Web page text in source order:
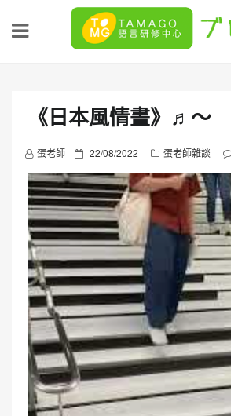
《日本風情畫》♬〜
蛋老師
P
o
s
t
e
d
o
n
22/08/2022 蛋老師雜談